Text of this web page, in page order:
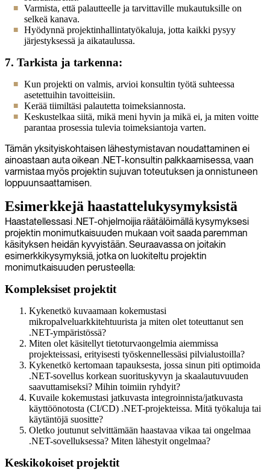
Varmista, että palautteelle ja tarvittaville mukautuksille on
selkeä kanava.
Hyödynnä projektinhallintatyökaluja, jotta kaikki pysyy
järjestyksessä ja aikataulussa.
7. Tarkista ja tarkenna:
Kun projekti on valmis, arvioi konsultin työtä suhteessa
asetettuihin tavoitteisiin.
Kerää tiimiltäsi palautetta toimeksiannosta.
Keskustelkaa siitä, mikä meni hyvin ja mikä ei, ja miten voitte
parantaa prosessia tulevia toimeksiantoja varten.
Tämän yksityiskohtaisen lähestymistavan noudattaminen ei
ainoastaan auta oikean .NET-konsultin palkkaamisessa, vaan
varmistaa myös projektin sujuvan toteutuksen ja onnistuneen
loppuunsaattamisen.
Esimerkkejä haastattelukysymyksistä
Haastatellessasi .NET-ohjelmoijia räätälöimällä kysymyksesi
projektin monimutkaisuuden mukaan voit saada paremman
käsityksen heidän kyvyistään. Seuraavassa on joitakin
esimerkkikysymyksiä, jotka on luokiteltu projektin
monimutkaisuuden perusteella:
Kompleksiset projektit
Kykenetkö kuvaamaan kokemustasi
mikropalveluarkkitehtuurista ja miten olet toteuttanut sen
.NET-ympäristössä?
Miten olet käsitellyt tietoturvaongelmia aiemmissa
projekteissasi, erityisesti työskennellessäsi pilvialustoilla?
Kykenetkö kertomaan tapauksesta, jossa sinun piti optimoida
.NET-sovellus korkean suorituskyvyn ja skaalautuvuuden
saavuttamiseksi? Mihin toimiin ryhdyit?
Kuvaile kokemustasi jatkuvasta integroinnista/jatkuvasta
käyttöönotosta (CI/CD) .NET-projekteissa. Mitä työkaluja tai
käytäntöjä suositte?
Oletko joutunut selvittämään haastavaa vikaa tai ongelmaa
.NET-sovelluksessa? Miten lähestyit ongelmaa?
Keskikokoiset projektit